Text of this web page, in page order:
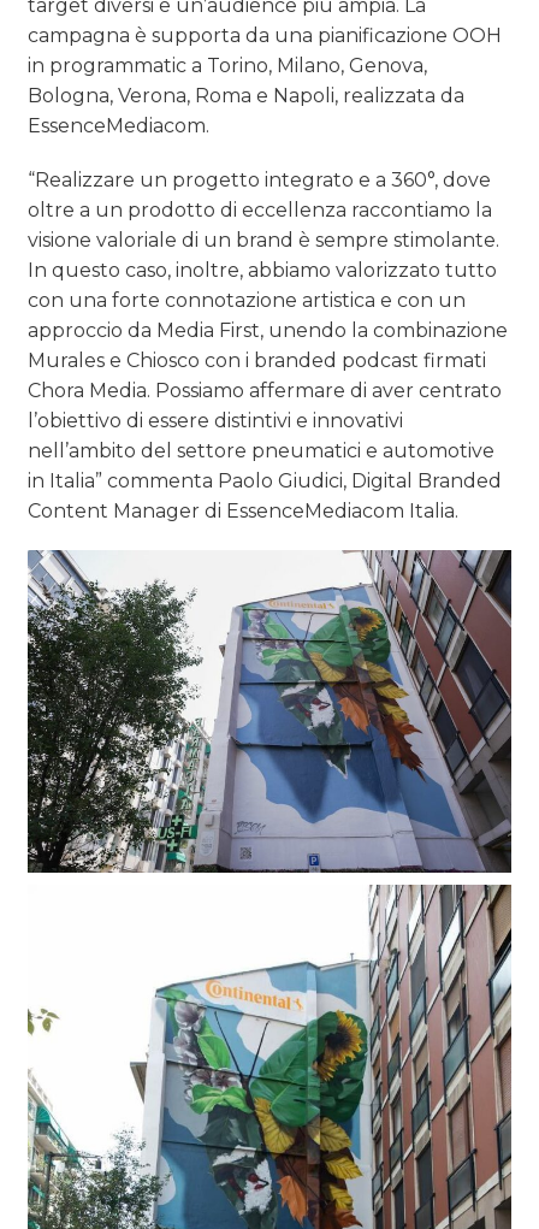
target diversi e un’audience più ampia. La
campagna è supporta da una pianificazione OOH
in programmatic a Torino, Milano, Genova,
Bologna, Verona, Roma e Napoli, realizzata da
EssenceMediacom.
“Realizzare un progetto integrato e a 360°, dove
oltre a un prodotto di eccellenza raccontiamo la
visione valoriale di un brand è sempre stimolante.
In questo caso, inoltre, abbiamo valorizzato tutto
con una forte connotazione artistica e con un
approccio da Media First, unendo la combinazione
Murales e Chiosco con i branded podcast firmati
Chora Media. Possiamo affermare di aver centrato
l’obiettivo di essere distintivi e innovativi
nell’ambito del settore pneumatici e automotive
in Italia” commenta Paolo Giudici, Digital Branded
Content Manager di EssenceMediacom Italia.